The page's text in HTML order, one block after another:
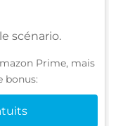
scénario.
Prime, mais
bonus: